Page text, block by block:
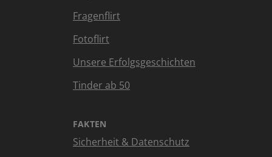
Fragenflirt
Fotoflirt
Unsere Erfolgsgeschichten
Tinder ab 50
FAKTEN
Sicherheit & Datenschutz